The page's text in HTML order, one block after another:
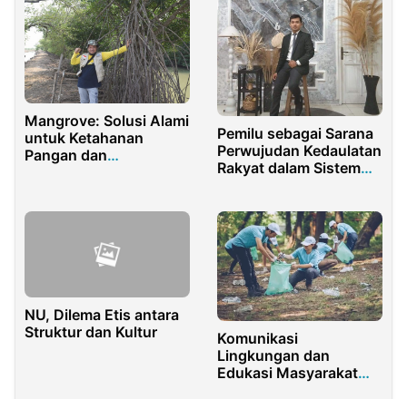
Mangrove: Solusi Alami
untuk Ketahanan
Pangan dan
Pemilu sebagai Sarana
Perwujudan Kedaulatan
Rakyat dalam Sistem
NU, Dilema Etis antara
Struktur dan Kultur
Komunikasi
Lingkungan dan
Edukasi Masyarakat